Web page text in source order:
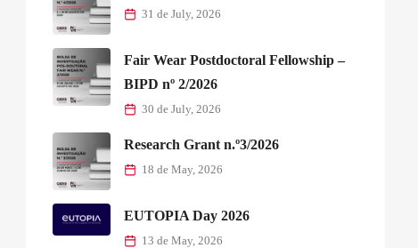
31 de July, 2026
Fair Wear Postdoctoral Fellowship –
BIPD nº 2/2026
30 de July, 2026
Research Grant n.º3/2026
18 de May, 2026
EUTOPIA Day 2026
13 de May, 2026